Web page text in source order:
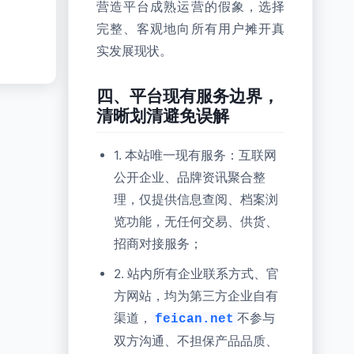
营造平台成熟运营的假象，选择
完整、客观地向所有用户摊开真
实发展现状。
四、平台现有服务边界，
清晰划清避免误解
1. 本站唯一现有服务：互联网
公开企业、品牌资讯聚合整
理，仅提供信息查阅、档案浏
览功能，无任何交易、供货、
招商对接服务；
2. 站内所有企业联系方式、官
方网站，均为第三方企业自有
渠道，
feican.net 不参与
双方沟通、不担保产品品质、